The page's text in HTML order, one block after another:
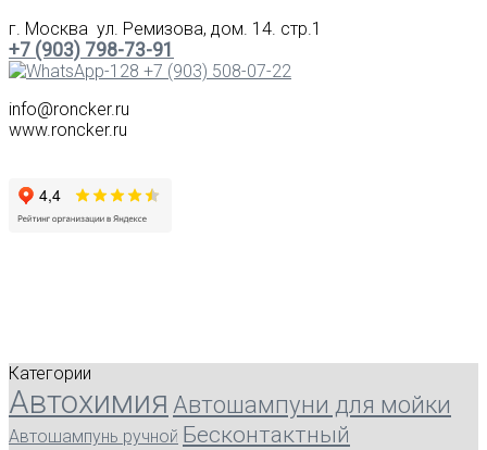
г. Москва ул. Ремизова, дом. 14. стр.1
+7 (903) 798-73-91
+7 (903) 508-07-22
info@roncker.ru
www.roncker.ru
Категории
Автохимия Автошампуни для мойки
Автошампунь ручной Бесконтактный